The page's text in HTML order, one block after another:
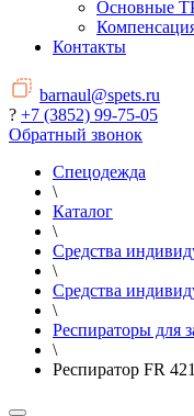
Основные
Контакты
barnaul@spets.ru
? +7 (3852) 99-75-05
Обратный звонок
Спецодежда
\
Каталог
\
Средства
\
Средства
\
Респираторы для
\
Респиратор FR